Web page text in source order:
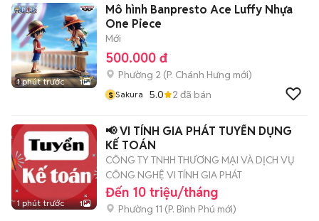
1 phút trước 1
Mô hình Banpresto Ace Luffy Nhựa
One Piece
Mới
500.000 đ
Phường 2 (P. Chánh Hưng mới)
s Sakura 5.0 2 đã bán
1 phút trước 1
📢 VI TÍNH GIA PHÁT TUYỂN DỤNG
KẾ TOÁN
CÔNG TY TNHH THƯƠNG MẠI VÀ DỊCH VỤ
CÔNG NGHỆ VI TÍNH GIA PHÁT
Đến 10 triệu/tháng
Phường 11 (P. Bình Phú mới)